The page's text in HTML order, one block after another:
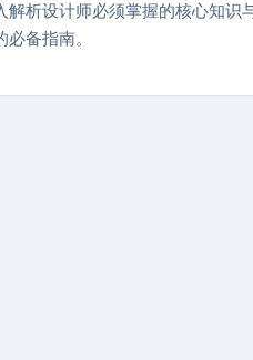
析设计师必须掌握的核心知
备指南。